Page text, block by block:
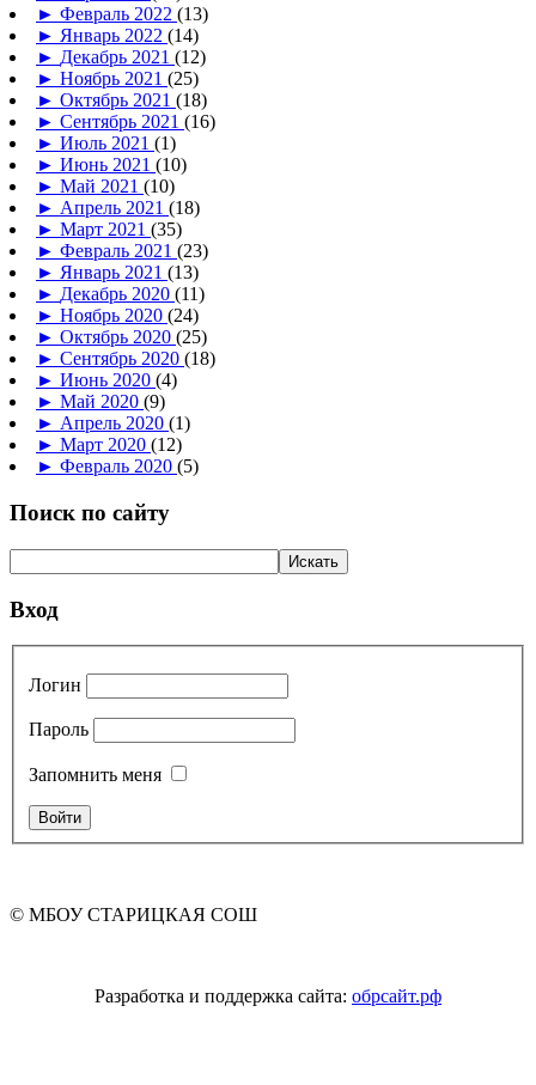
► Февраль 2022 (13)
► Январь 2022 (14)
► Декабрь 2021 (12)
► Ноябрь 2021 (25)
► Октябрь 2021 (18)
► Сентябрь 2021 (16)
► Июль 2021 (1)
► Июнь 2021 (10)
► Май 2021 (10)
► Апрель 2021 (18)
► Март 2021 (35)
► Февраль 2021 (23)
► Январь 2021 (13)
► Декабрь 2020 (11)
► Ноябрь 2020 (24)
► Октябрь 2020 (25)
► Сентябрь 2020 (18)
► Июнь 2020 (4)
► Май 2020 (9)
► Апрель 2020 (1)
► Март 2020 (12)
► Февраль 2020 (5)
Поиск по сайту
Вход
Логин
Пароль
Запомнить меня
© МБОУ СТАРИЦКАЯ СОШ
Разработка и поддержка сайта: обрсайт.рф